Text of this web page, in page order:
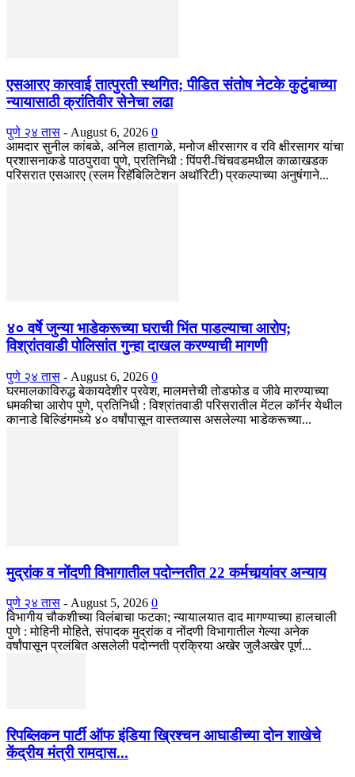
एसआरए कारवाई तात्पुरती स्थगित; पीडित संतोष नेटके कुटुंबाच्या
न्यायासाठी क्रांतिवीर सेनेचा लढा
पुणे २४ तास - August 6, 2026 0
आमदार सुनील कांबळे, अनिल हातागळे, मनोज क्षीरसागर व रवि क्षीरसागर यांचा
प्रशासनाकडे पाठपुरावा पुणे, प्रतिनिधी : पिंपरी-चिंचवडमधील काळाखडक
परिसरात एसआरए (स्लम रिहॅबिलिटेशन अथॉरिटी) प्रकल्पाच्या अनुषंगाने...
४० वर्षे जुन्या भाडेकरूच्या घराची भिंत पाडल्याचा आरोप;
विश्रांतवाडी पोलिसांत गुन्हा दाखल करण्याची मागणी
पुणे २४ तास - August 6, 2026 0
घरमालकाविरुद्ध बेकायदेशीर प्रवेश, मालमत्तेची तोडफोड व जीवे मारण्याच्या
धमकीचा आरोप पुणे, प्रतिनिधी : विश्रांतवाडी परिसरातील मेंटल कॉर्नर येथील
कानाडे बिल्डिंगमध्ये ४० वर्षांपासून वास्तव्यास असलेल्या भाडेकरूच्या...
मुद्रांक व नोंदणी विभागातील पदोन्नतीत 22 कर्मचार्‍यांवर अन्याय
पुणे २४ तास - August 5, 2026 0
विभागीय चौकशीच्या विलंबाचा फटका; न्यायालयात दाद मागण्याच्या हालचाली
पुणे : मोहिनी मोहिते, संपादक मुद्रांक व नोंदणी विभागातील गेल्या अनेक
वर्षांपासून प्रलंबित असलेली पदोन्नती प्रक्रिया अखेर जुलैअखेर पूर्ण...
रिपब्लिकन पार्टी ऑफ इंडिया ख्रिश्चन आघाडीच्या दोन शाखेचे
केंद्रीय मंत्री रामदास...